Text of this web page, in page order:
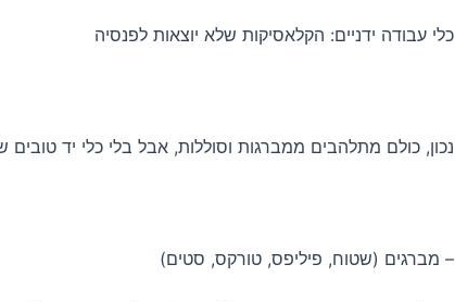
כלי עבודה ידניים: הקלאסיקות שלא יוצאות לפנסיה
נכון, כולם מתלהבים ממברגות וסוללות, אבל בלי כלי יד טובים
– מברגים (שטוח, פיליפס, טורקס, סטים)